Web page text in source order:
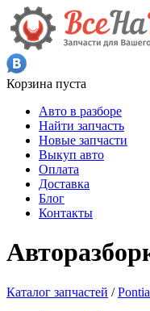
Корзина пуста
Авто в разборе
Найти запчасть
Новые запчасти
Выкуп авто
Оплата
Доставка
Блог
Контакты
Каталог запчастей /